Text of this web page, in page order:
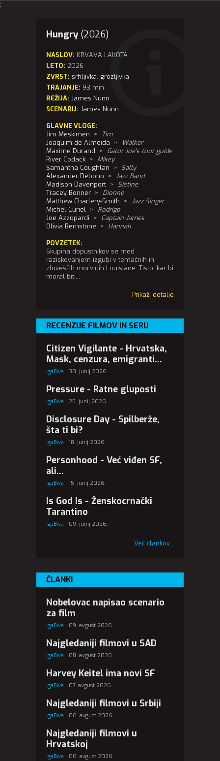
;
Hungry (2026)
NASLOV: KRVAVA LAKOTA
LETO: 2026
ZVRST: srhljivka, grozljivka
TRAJANJE: 93 min
REŽIJA: James Nunn
SCENARIJ: James Nunn
GLAVNE VLOGE:
Jim Meskimen >
Tim
Joaquim de Almeida >
Walker
Maxime Durand > Gator Joe's tour guide
River Codack > Mikey
Samantha Coughlan > Sally
Alexander Debono > Jazz Band
Madison Davenport > Sistine
Tracey Bonner > Dionne
Matthew Charlery-Smith > Jazz Singer
Michel Curiel > Rodrigo
Joe Azzopardi > Captain James
Olivia Bernstone > Hannah
POVZETEK:
Skupina dopustnikov se med
raziskovanjem izgubi v temačnih in
zloveščih močvirjih Louisiane. Tisto, kar bi
moral biti...
Prikaži detalje
RECENZIJE FILMOV IN SERIJ
Citizen Vigilante - Hrvatska,
Mask, cenzura, emigranti...
IgaBiva 30. junij 2026.
Pressure - Ratne gluposti
IgaBiva 25. junij 2026.
Disclosure Day - Spilberže,
šta ti bi?
IgaBiva 18. junij 2026.
Personhood - Već viđen SF,
ali...
IgaBiva 15. junij 2026.
Is God Is - Ženskocrnački
Tarantino
IgaBiva 09. junij 2026.
Več člankov...
ČLANKI
Nobelovac napisao scenario
za film
IgaBiva 09. avgust 2026.
Najgledaniji filmovi u SAD
IgaBiva 08. avgust 2026.
Harvey Keitel ima novi SF
IgaBiva 07. avgust 2026.
Najgledaniji filmovi u Srbiji
IgaBiva 06. avgust 2026.
Najgledaniji filmovi u
Hrvatskoj
IgaBiva 06. avgust 2026.